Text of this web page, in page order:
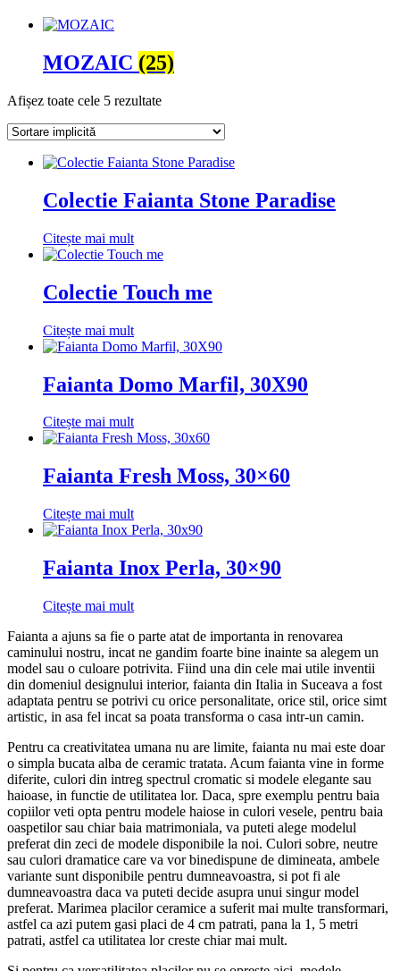
MOZAIC (25)
Afișez toate cele 5 rezultate
Colectie Faianta Stone Paradise
Citește mai mult
Colectie Touch me
Citește mai mult
Faianta Domo Marfil, 30X90
Citește mai mult
Faianta Fresh Moss, 30×60
Citește mai mult
Faianta Inox Perla, 30×90
Citește mai mult
Faianta a ajuns sa fie o parte atat de importanta in renovarea
caminului nostru, incat ne gandim foarte bine inainte sa alegem un
model sau o culoare potrivita. Fiind una din cele mai utile inventii
din domeniul designului interior, faianta din Italia in Suceava a fost
adaptata pentru se potrivi cu orice personalitate, orice stil, orice simt
artistic, in asa fel incat sa poata transforma o casa intr-un camin.
Pentru ca creativitatea umana nu are limite, faianta nu mai este doar
o simpla bucata alba de ceramic tratata. Acum faianta vine in forme
diferite, culori din intreg spectrul cromatic si modele elegante sau
haioase, in functie de utilitatea lor. Daca, spre exemplu pentru baia
copiilor veti opta pentru modele haiose in culori vesele, pentru baia
oaspetilor sau chiar baia matrimoniala, va puteti alege modelul
preferat din zeci de modele disponibile la noi. Culori sobre, neutre
sau culori dramatice care va vor binedispune de dimineata, ambele
variante sunt disponibile pentru dumneavoastra, si pot fi ale
dumneavoastra daca va puteti decide asupra unui singur model
preferat. Marimea placilor ceramice a suferit mai multe transformari,
astfel ca azi putem gasi placi de 4 cm patrati, pana la 1, 5 metri
patrati, astfel ca utilitatea lor creste chiar mai mult.